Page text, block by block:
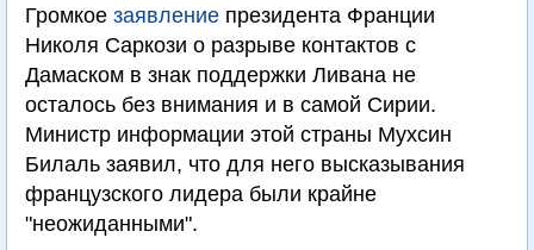
Громкое заявление президента Франции
Николя Саркози о разрыве контактов с
Дамаском в знак поддержки Ливана не
осталось без внимания и в самой Сирии.
Министр информации этой страны Мухсин
Билаль заявил, что для него высказывания
французского лидера были крайне
"неожиданными".